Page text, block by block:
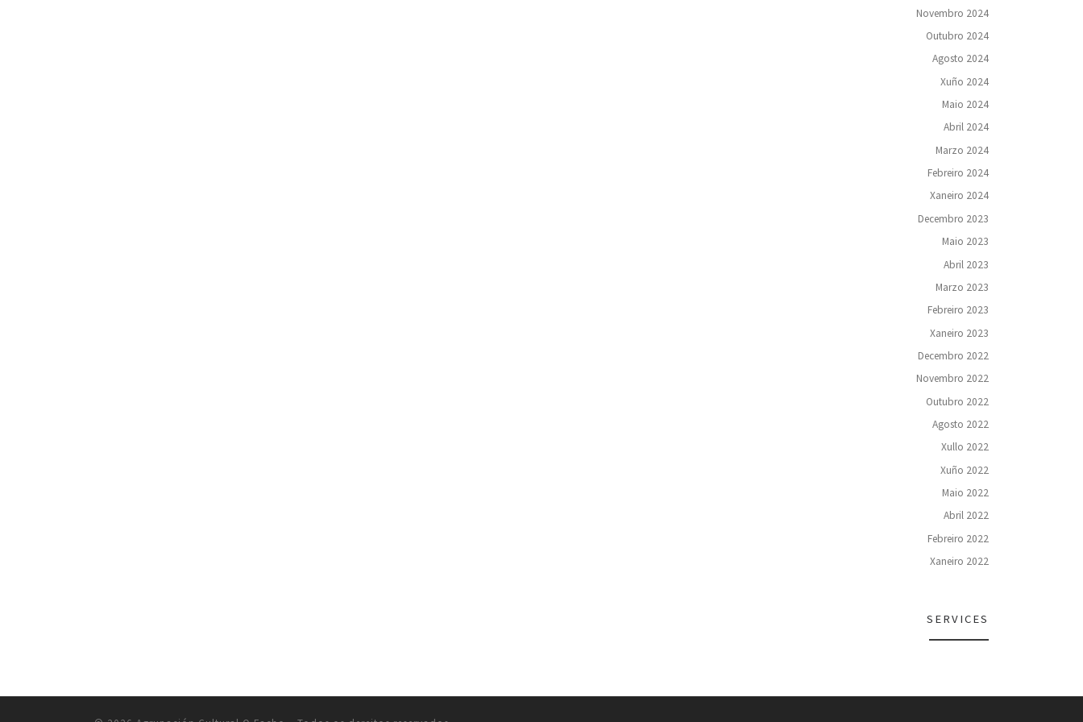
Novembro 2024
Outubro 2024
Agosto 2024
Xuño 2024
Maio 2024
Abril 2024
Marzo 2024
Febreiro 2024
Xaneiro 2024
Decembro 2023
Maio 2023
Abril 2023
Marzo 2023
Febreiro 2023
Xaneiro 2023
Decembro 2022
Novembro 2022
Outubro 2022
Agosto 2022
Xullo 2022
Xuño 2022
Maio 2022
Abril 2022
Febreiro 2022
Xaneiro 2022
SERVICES